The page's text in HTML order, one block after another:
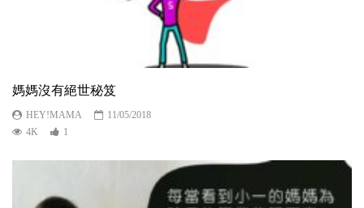
媽媽沒有絕世秘笈
HEY!MAMA
11/05/2018
4K
1